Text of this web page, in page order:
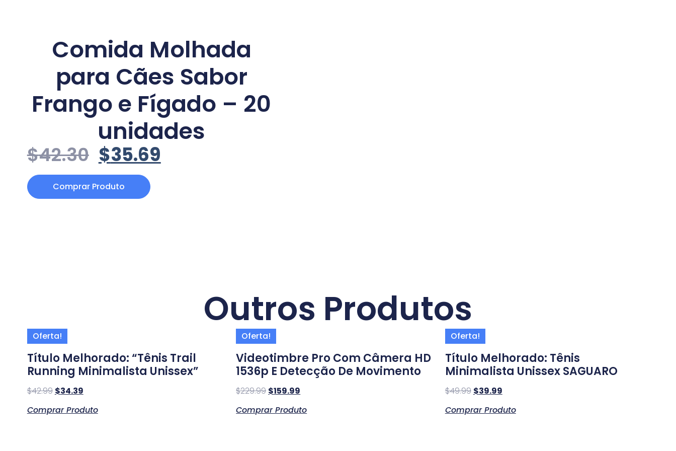
Comida Molhada
para Cães Sabor
Frango e Fígado – 20
unidades
$42.30 $35.69
Comprar Produto
Outros Produtos
Oferta!
Título Melhorado: “Tênis Trail
Running Minimalista Unissex”
$42.99 $34.39
Comprar Produto
Oferta!
Videotimbre Pro Com Câmera HD
1536p E Detecção De Movimento
$229.99 $159.99
Comprar Produto
Oferta!
Título Melhorado: Tênis
Minimalista Unissex SAGUARO
$49.99 $39.99
Comprar Produto